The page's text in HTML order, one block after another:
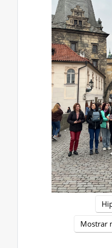
Mostrar